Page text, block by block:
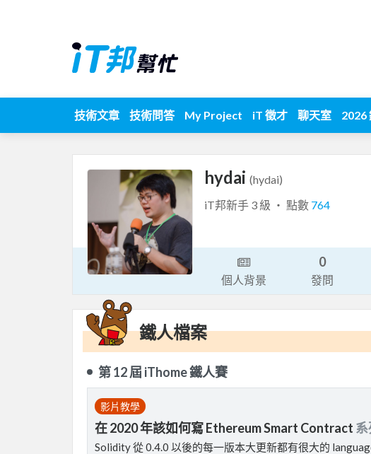
技術文章 技術問答 My Project iT 徵才 聊天室 2026
hydai (hydai)
iT邦新手 3 級 ‧ 點數 764
個人背景
0
發問
鐵人檔案
第 12 屆 iThome 鐵人賽
影片教學
在 2020 年該如何寫 Ethereum Smart Contract 系
Solidity 從 0.4.0 以後的每一版本大更新都有很大的